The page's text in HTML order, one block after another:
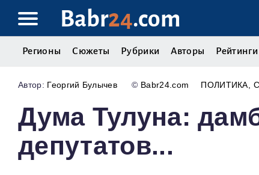
Babr24.com
Регионы Сюжеты Рубрики Авторы Рейтинги
Георгий Булычев © Babr24.com ПОЛИТИКА
Дума Тулуна:
депутатов...